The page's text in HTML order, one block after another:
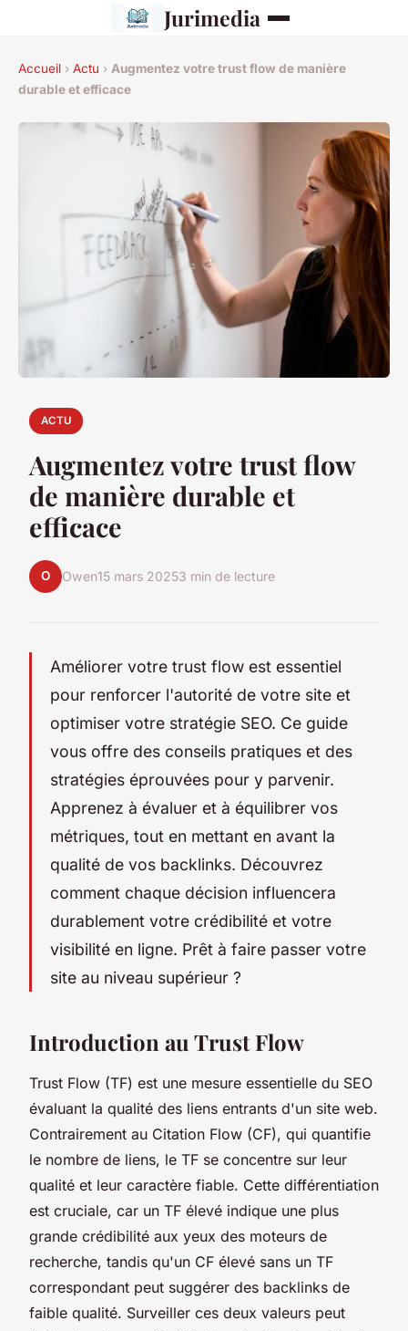
Jurimedia
Accueil › Actu › Augmentez votre trust flow de manière
durable et efficace
ACTU
Augmentez votre trust flow
de manière durable et
efficace
O Owen15 mars 20253 min de lecture
Améliorer votre trust flow est essentiel
pour renforcer l'autorité de votre site et
optimiser votre stratégie SEO. Ce guide
vous offre des conseils pratiques et des
stratégies éprouvées pour y parvenir.
Apprenez à évaluer et à équilibrer vos
métriques, tout en mettant en avant la
qualité de vos backlinks. Découvrez
comment chaque décision influencera
durablement votre crédibilité et votre
visibilité en ligne. Prêt à faire passer votre
site au niveau supérieur ?
Introduction au Trust Flow
Trust Flow (TF) est une mesure essentielle du SEO
évaluant la qualité des liens entrants d'un site web.
Contrairement au Citation Flow (CF), qui quantifie
le nombre de liens, le TF se concentre sur leur
qualité et leur caractère fiable. Cette différentiation
est cruciale, car un TF élevé indique une plus
grande crédibilité aux yeux des moteurs de
recherche, tandis qu'un CF élevé sans un TF
correspondant peut suggérer des backlinks de
faible qualité. Surveiller ces deux valeurs peut